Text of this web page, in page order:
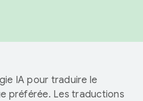
IA pour traduire le
préférée. Les traductions